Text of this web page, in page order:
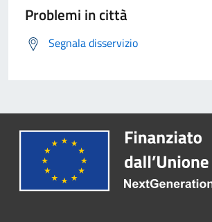
Problemi in città
Segnala disservizio